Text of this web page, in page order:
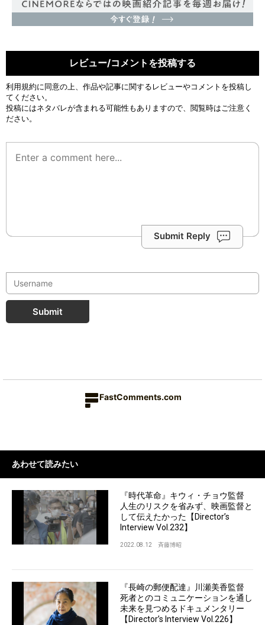
レビュー/コメントを投稿する
利用規約に同意の上、作品や記事に関するレビューやコメントを投稿し
てください。
投稿にはネタバレが含まれる可能性もありますので、閲覧時はご注意く
ださい。
Submit Reply
Submit
FastComments.com
あわせて読みたい
『時代革命』キウィ・チョウ監督
人生のリスクを省みず、映画監督と
して伝えたかった【Director’s
Interview Vol.232】
2022.08.12 斉藤博昭
『長崎の郵便配達』川瀬美香監督
死者とのコミュニケーションを通し
未来を見つめるドキュメンタリー
【Director’s Interview Vol.226】